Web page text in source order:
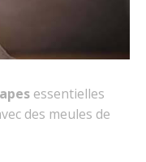
essentielles
des meules de